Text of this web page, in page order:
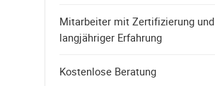
Mitarbeiter mit Zertifizierung und
langjähriger Erfahrung
Kostenlose Beratung